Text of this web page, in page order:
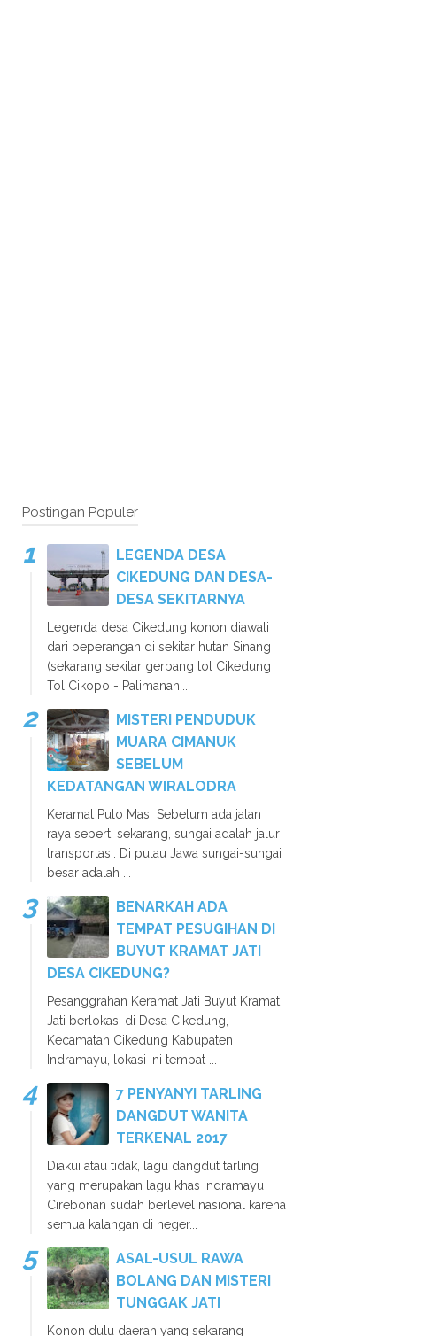
Postingan Populer
LEGENDA DESA
CIKEDUNG DAN DESA-
DESA SEKITARNYA
Legenda desa Cikedung konon diawali
dari peperangan di sekitar hutan Sinang
(sekarang sekitar gerbang tol Cikedung
Tol Cikopo - Palimanan...
MISTERI PENDUDUK
MUARA CIMANUK
SEBELUM
KEDATANGAN WIRALODRA
Keramat Pulo Mas Sebelum ada jalan
raya seperti sekarang, sungai adalah jalur
transportasi. Di pulau Jawa sungai-sungai
besar adalah ...
BENARKAH ADA
TEMPAT PESUGIHAN DI
BUYUT KRAMAT JATI
DESA CIKEDUNG?
Pesanggrahan Keramat Jati Buyut Kramat
Jati berlokasi di Desa Cikedung,
Kecamatan Cikedung Kabupaten
Indramayu, lokasi ini tempat ...
7 PENYANYI TARLING
DANGDUT WANITA
TERKENAL 2017
Diakui atau tidak, lagu dangdut tarling
yang merupakan lagu khas Indramayu
Cirebonan sudah berlevel nasional karena
semua kalangan di neger...
ASAL-USUL RAWA
BOLANG DAN MISTERI
TUNGGAK JATI
Konon dulu daerah yang sekarang